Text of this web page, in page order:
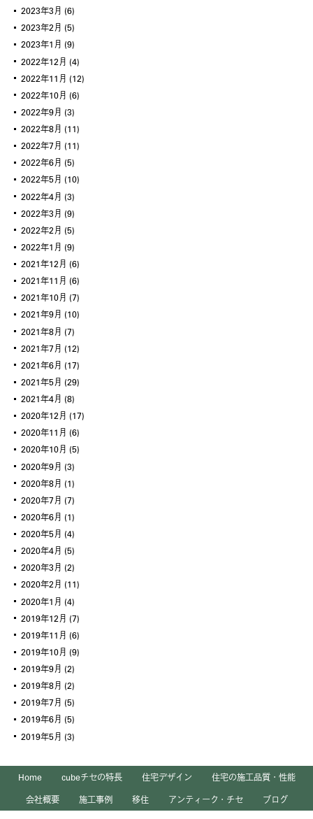
2023年3月 (6)
2023年2月 (5)
2023年1月 (9)
2022年12月 (4)
2022年11月 (12)
2022年10月 (6)
2022年9月 (3)
2022年8月 (11)
2022年7月 (11)
2022年6月 (5)
2022年5月 (10)
2022年4月 (3)
2022年3月 (9)
2022年2月 (5)
2022年1月 (9)
2021年12月 (6)
2021年11月 (6)
2021年10月 (7)
2021年9月 (10)
2021年8月 (7)
2021年7月 (12)
2021年6月 (17)
2021年5月 (29)
2021年4月 (8)
2020年12月 (17)
2020年11月 (6)
2020年10月 (5)
2020年9月 (3)
2020年8月 (1)
2020年7月 (7)
2020年6月 (1)
2020年5月 (4)
2020年4月 (5)
2020年3月 (2)
2020年2月 (11)
2020年1月 (4)
2019年12月 (7)
2019年11月 (6)
2019年10月 (9)
2019年9月 (2)
2019年8月 (2)
2019年7月 (5)
2019年6月 (5)
2019年5月 (3)
Home cubeチセの特長 住宅デザイン
住宅の施工品質・性能
会社概要
施工事例 移住 アンティーク・チセ ブログ